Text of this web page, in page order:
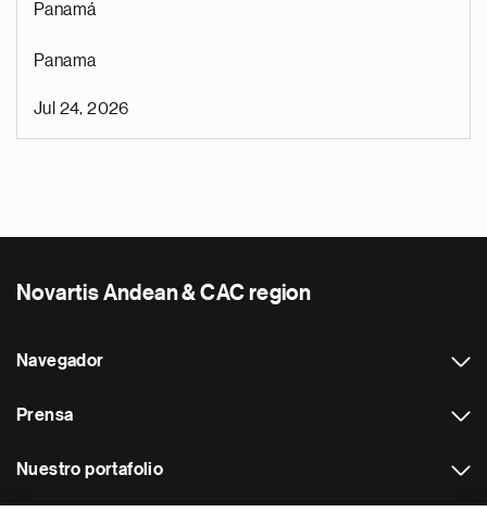
Panamá
Panama
Jul 24, 2026
Novartis Andean & CAC region
Navegador
Prensa
Nuestro portafolio